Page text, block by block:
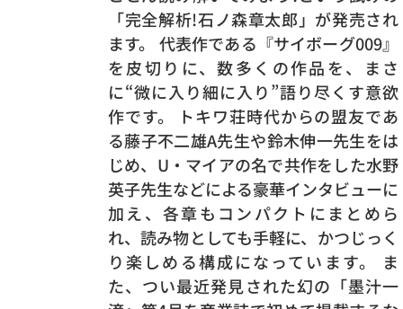
「完全解析!石ノ森章太郎」が発売され
ます。 代表作である『サイボーグ009』
を皮切りに、数多くの作品を、まさ
に“微に入り細に入り”語り尽くす意欲
作です。 トキワ荘時代からの盟友であ
る藤子不二雄A先生や鈴木伸一先生をは
じめ、U・マイアの名で共作をした水野
英子先生などによる豪華インタビューに
加え、各章もコンパクトにまとめら
れ、読み物としても手軽に、かつじっく
り楽しめる構成になっています。 ま
た、つい最近発見された幻の「墨汁一